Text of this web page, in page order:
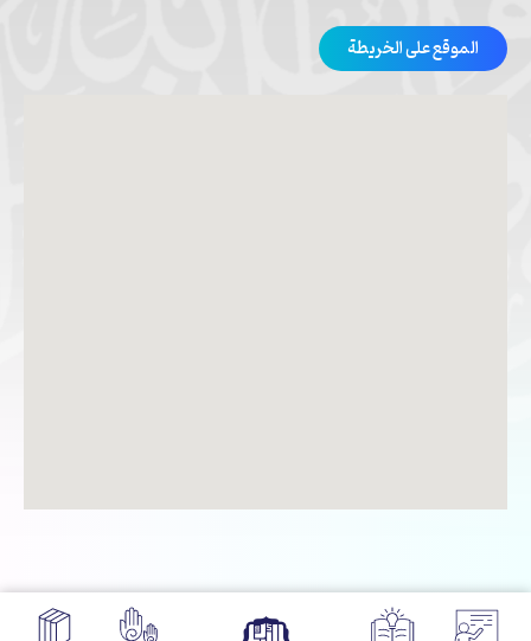
الموقع على الخريطة